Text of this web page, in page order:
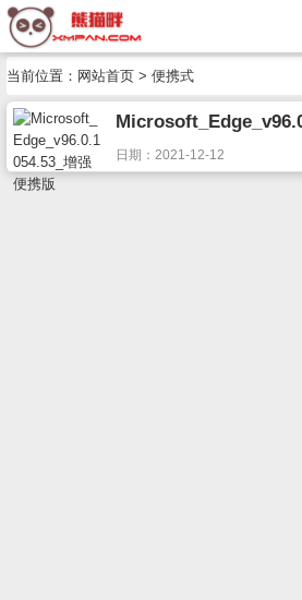
当前位置： 网站首页 > 便携式
日期：2021-12-12